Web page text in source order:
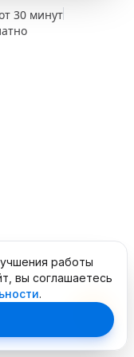
30 минут
работы
вы соглашаетесь
.